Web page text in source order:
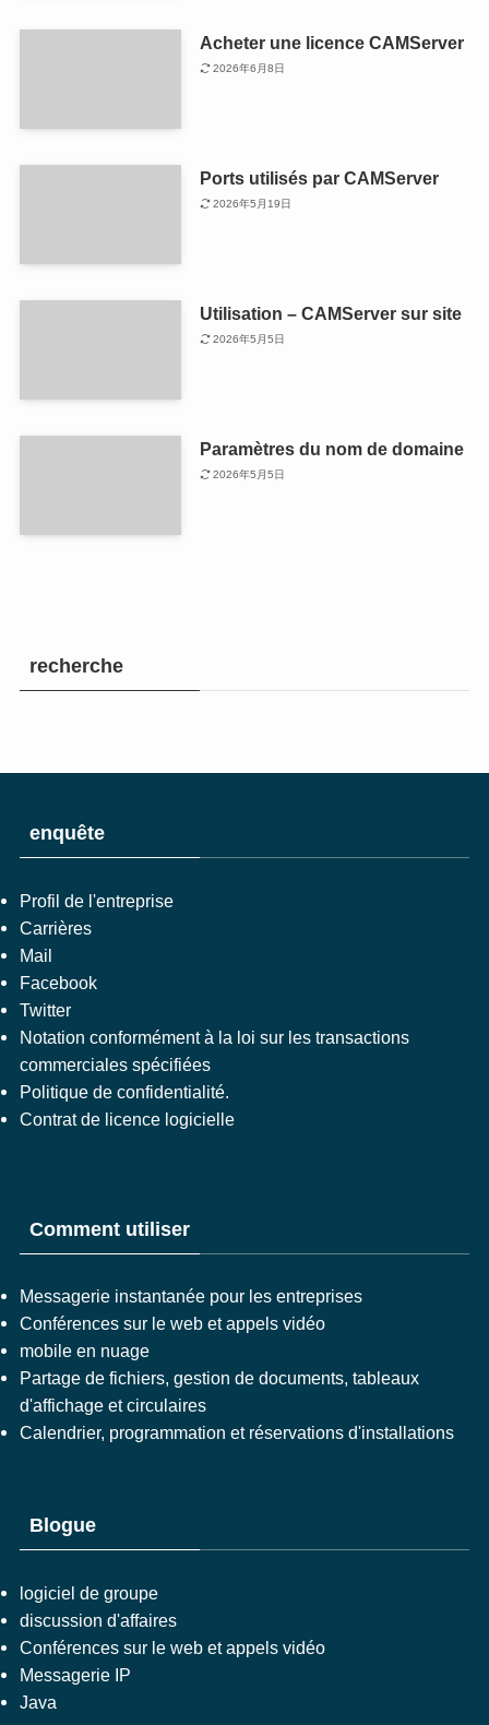
Acheter une licence CAMServer
2026年6月8日
Ports utilisés par CAMServer
2026年5月19日
Utilisation – CAMServer sur site
2026年5月5日
Paramètres du nom de domaine
2026年5月5日
recherche
enquête
Profil de l'entreprise
Carrières
Mail
Facebook
Twitter
Notation conformément à la loi sur les transactions
commerciales spécifiées
Politique de confidentialité.
Contrat de licence logicielle
Comment utiliser
Messagerie instantanée pour les entreprises
Conférences sur le web et appels vidéo
mobile en nuage
Partage de fichiers, gestion de documents, tableaux
d'affichage et circulaires
Calendrier, programmation et réservations d'installations
Blogue
logiciel de groupe
discussion d'affaires
Conférences sur le web et appels vidéo
Messagerie IP
Java